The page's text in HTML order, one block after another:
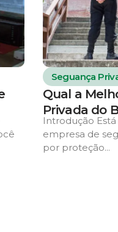
Seguança
Qual a
Privada do
Introdução
empresa de
por proteção...